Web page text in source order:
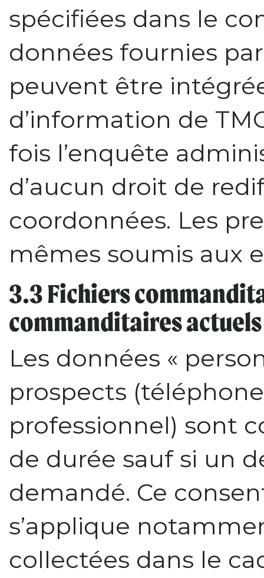
spécifiées dans le
données fournies
peuvent être
d’information de
fois l’enquête
d’aucun droit de
coordonnées. Les
mêmes soumis aux
3.3 Fichiers
commanditaires
Les données «
prospects
professionnel) sont
de durée sauf si un
demandé. Ce
s’applique
collectées dans le